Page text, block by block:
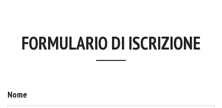
FORMULARIO DI ISCRIZIONE
Nome